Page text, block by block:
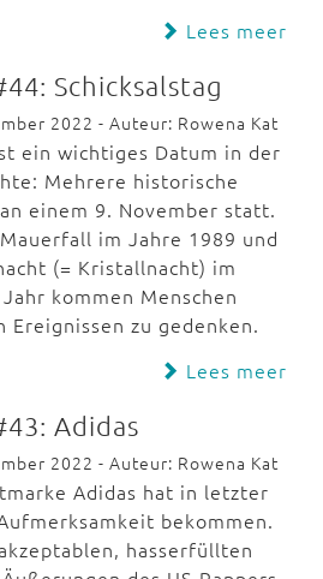
Lees meer
Schicksalstag
2022 - Auteur: Rowena Kat
ein wichtiges Datum in der
Mehrere historische
einem 9. November statt.
im Jahre 1989 und
(= Kristallnacht) im
kommen Menschen
Ereignissen zu gedenken.
Lees meer
Adidas
2022 - Auteur: Rowena Kat
Adidas hat in letzter
bekommen.
hasserfüllten